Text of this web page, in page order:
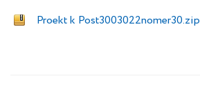
Proekt k Post3003022nomer30.zip